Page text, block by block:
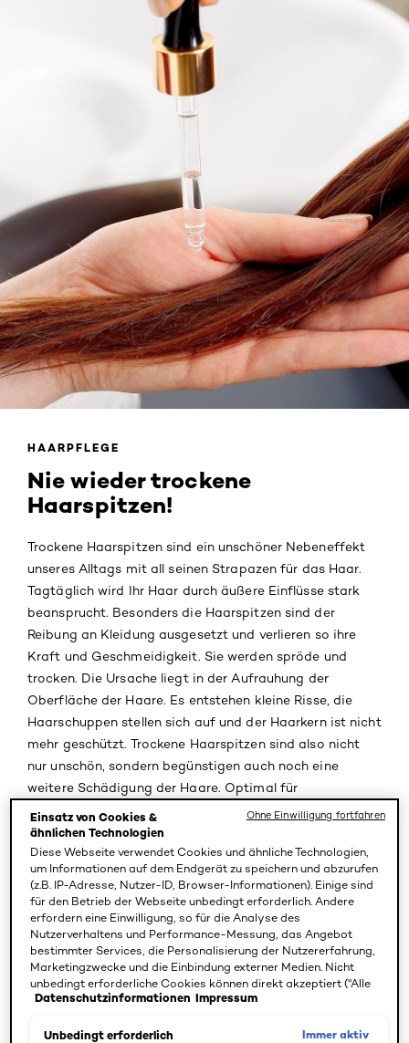
HAARPFLEGE
Nie wieder trockene
Haarspitzen!
Trockene Haarspitzen sind ein unschöner Nebeneffekt
unseres Alltags mit all seinen Strapazen für das Haar.
Tagtäglich wird Ihr Haar durch äußere Einflüsse stark
beansprucht. Besonders die Haarspitzen sind der
Reibung an Kleidung ausgesetzt und verlieren so ihre
Kraft und Geschmeidigkeit. Sie werden spröde und
trocken. Die Ursache liegt in der Aufrauhung der
Oberfläche der Haare. Es entstehen kleine Risse, die
Haarschuppen stellen sich auf und der Haarkern ist nicht
mehr geschützt. Trockene Haarspitzen sind also nicht
nur unschön, sondern begünstigen auch noch eine
weitere Schädigung der Haare. Optimal für
geschmeidige und glänzende Haare ist also eine
geschlossene Haaroberfläche, die das Licht reflektiert
und die Feuchtigkeit im Innern hält.
Unsere Haare bestehen aus Keratin und können sich nicht
selbst mit Feuchtigkeit versorgen. Die Kopfhaut
produziert zwar pflegende Fette, welche die Haarspitzen
aber oftmals nicht mehr erreichen. Durch jahrelange
Strapazen haben die Haarspitzen Ihre natürliche
Feuchtigkeit verloren. Sie bedürfen somit besonderer
Einsatz von Cookies &
ähnlichen Technologien
Diese Webseite verwendet Cookies und ähnliche Technologien,
um Informationen auf dem Endgerät zu speichern und abzurufen
(z.B. IP-Adresse, Nutzer-ID, Browser-Informationen). Einige sind
für den Betrieb der Webseite unbedingt erforderlich. Andere
erfordern eine Einwilligung, so für die Analyse des
Nutzerverhaltens und Performance-Messung, das Angebot
bestimmter Services, die Personalisierung der Nutzererfahrung,
Marketingzwecke und die Einbindung externer Medien. Nicht
unbedingt erforderliche Cookies können direkt akzeptiert ("Alle
akzeptieren") oder abgelehnt ("Ohne Einwilligung fortfahren")
ebenfalls möglich und speicherbar ("Auswahl speichern"). Die
Datenschutzinformationen Impressum
Unbedingt erforderlich Immer aktiv
Ohne Einwilligung fortfahren